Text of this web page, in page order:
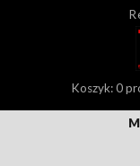
Koszyk: 0